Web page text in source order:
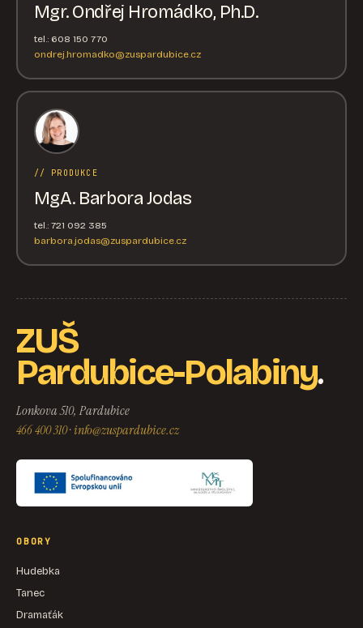
Mgr. Ondřej Hromádko, Ph.D.
tel.: 608 150 770
ondrej.hromadko@zuspardubice.cz
// PRODUKCE
MgA. Barbora Jodas
tel.: 721 092 385
barbora.jodas@zuspardubice.cz
ZUŠ
Pardubice-Polabiny.
Lonkova 510, Pardubice
466 400 310·info@zuspardubice.cz
OBORY
Hudebka
Tanec
Dramaťák